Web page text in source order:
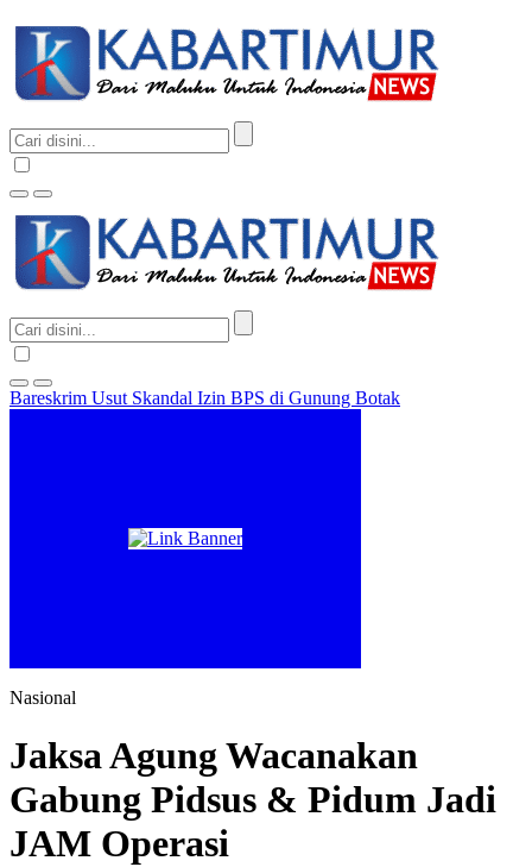
Bareskrim Usut Skandal Izin BPS di Gunung Botak
Nasional
Jaksa Agung Wacanakan
Gabung Pidsus & Pidum Jadi
JAM Operasi